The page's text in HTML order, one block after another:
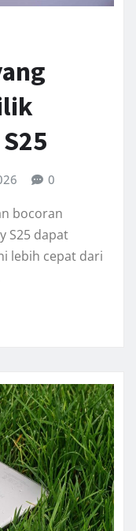
0
bocoran
S25 dapat
lebih cepat dari